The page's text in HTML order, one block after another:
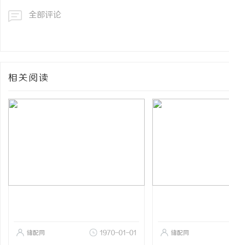
全部评论
相关阅读
储配网 1970-01-01 储配网